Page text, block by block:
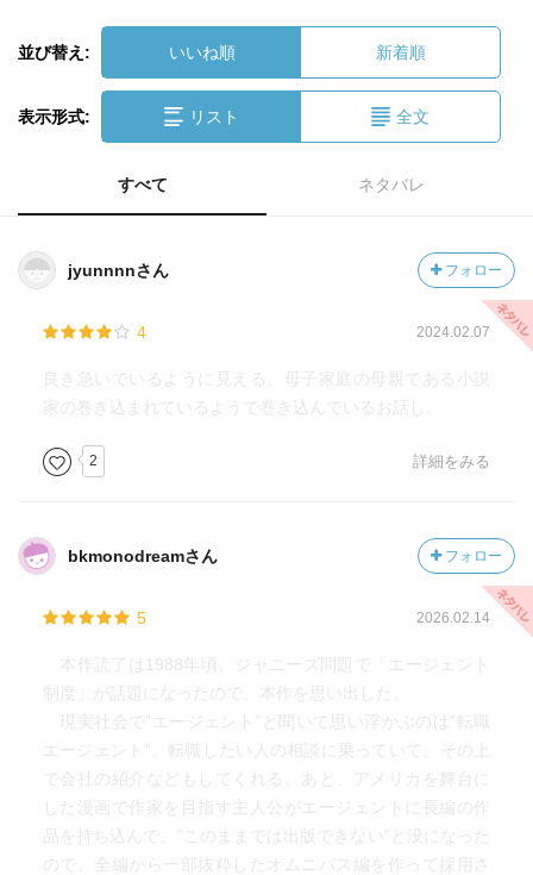
並び替え: いいね順 新着順
表示形式: リスト 全文
すべて ネタバレ
jyunnnnさん フォロー
4 2024.02.07
良き急いでいるように見える、母子家庭の母親である小説
家の巻き込まれているようで巻き込んでいるお話し。
2 詳細をみる
bkmonodreamさん フォロー
5 2026.02.14
本作読了は1988年頃。ジャニーズ問題で「エージェント
制度」が話題になったので、本作を思い出した。
現実社会で”エージェント”と聞いて思い浮かぶのは”転職
エージェント”。転職したい人の相談に乗っていて、その上
で会社の紹介などもしてくれる。あと、アメリカを舞台に
した漫画で作家を目指す主人公がエージェントに長編の作
品を持ち込んで、”このままでは出版できない”と没になった
ので、全編から一部抜粋したオムニバス編を作って採用さ